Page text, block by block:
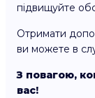
підвищуйте
Отримати
ви можете в
З повагою,
вас!